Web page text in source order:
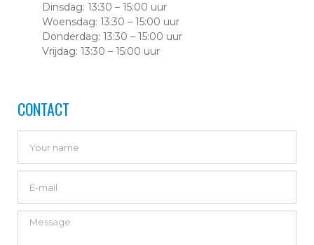
Dinsdag: 13:30 – 15:00 uur
Woensdag: 13:30 – 15:00 uur
Donderdag: 13:30 – 15:00 uur
Vrijdag: 13:30 – 15:00 uur
CONTACT